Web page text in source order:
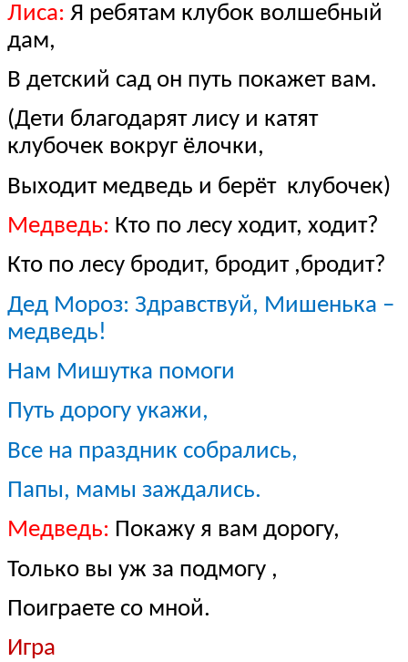
Лиса: Я ребятам клубок волшебный
дам,
В детский сад он путь покажет вам.
(Дети благодарят лису и катят
клубочек вокруг ёлочки,
Выходит медведь и берёт клубочек)
Медведь: Кто по лесу ходит, ходит?
Кто по лесу бродит, бродит ,бродит?
Дед Мороз: Здравствуй, Мишенька –
медведь!
Нам Мишутка помоги
Путь дорогу укажи,
Все на праздник собрались,
Папы, мамы заждались.
Медведь: Покажу я вам дорогу,
Только вы уж за подмогу ,
Поиграете со мной.
Игра